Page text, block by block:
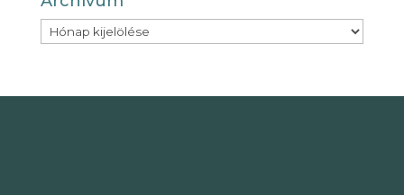
Archívum